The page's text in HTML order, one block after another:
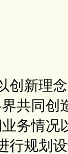
创新理
共同创
务情况
行规划